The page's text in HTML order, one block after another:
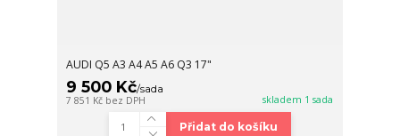
AUDI Q5 A3 A4 A5 A6 Q3 17"
9 500 Kč/sada
7 851 Kč bez DPH skladem 1 sada
Přidat do košíku